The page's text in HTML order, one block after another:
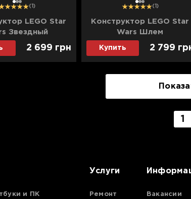
123 (1)
LEGO Star
Звездный
V-19
(75432)
2 699 грн
12 3 (1)
Конструктор LEGO Star
Wars Шлем
Мандалорианца (75328)
Купить 2 799
1
и ПК
Услуги
Ремонт Вакансии